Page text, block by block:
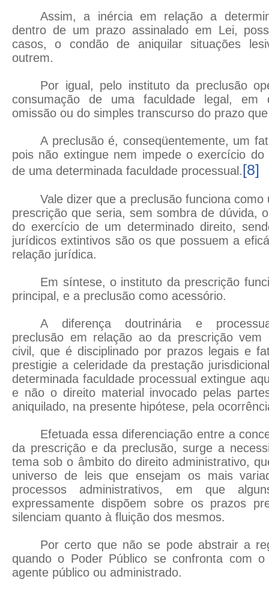
Assim, a inércia em relação a
dentro de um prazo assinalado em Lei,
casos, o condão de aniquilar situações
outrem.
Por igual, pelo instituto da preclusão
consumação de uma faculdade legal, em
omissão ou do simples transcurso do prazo
A preclusão é, conseqüentemente, um
pois não extingue nem impede o exercício
de uma determinada faculdade processual.[8]
Vale dizer que a preclusão funciona como
prescrição que seria, sem sombra de dúvida,
do exercício de um determinado direito,
jurídicos extintivos são os que possuem a
relação jurídica.
Em síntese, o instituto da prescrição
principal, e a preclusão como acessório.
A diferença doutrinária e
preclusão em relação ao da prescrição vem
civil, que é disciplinado por prazos legais e
prestigie a celeridade da prestação
determinada faculdade processual extingue
e não o direito material invocado pelas
aniquilado, na presente hipótese, pela
Efetuada essa diferenciação entre a
da prescrição e da preclusão, surge a
tema sob o âmbito do direito administrativo,
universo de leis que ensejam os mais
processos administrativos, em que
expressamente dispõem sobre os prazos
silenciam quanto à fluição dos mesmos.
Por certo que não se pode abstrair a
quando o Poder Público se confronta com
agente público ou administrado.